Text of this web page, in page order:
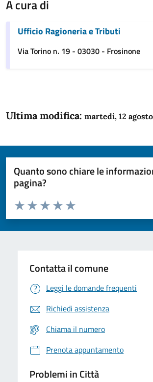
A cura di
Ufficio Ragioneria e Tributi
Via Torino n. 19 - 03030 - Frosinone
Ultima modifica: martedì, 12
Quanto sono chiare le
pagina?
Domanda
Valuta da 1 a 5 stelle la pagina
Valuta 5 stelle su 5
Valuta 4 stelle su 5
Valuta 3 stelle su 5
Valuta 2 stelle su 5
Valuta 1 stelle su 5
Contatta il comune
Leggi le domande frequenti
Richiedi assistenza
Chiama il numero
Prenota appuntamento
Problemi in Città